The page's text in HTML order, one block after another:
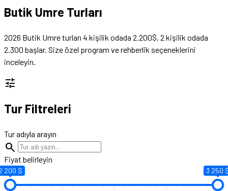
Butik Umre Turları
2026 Butik Umre turları 4 kişilik odada 2.200$, 2 kişilik odada
2.300 başlar. Size özel program ve rehberlik seçeneklerini
inceleyin.
tune
Tur Filtreleri
Tur adıyla arayın
search
Fiyat belirleyin
200 $ 3 250